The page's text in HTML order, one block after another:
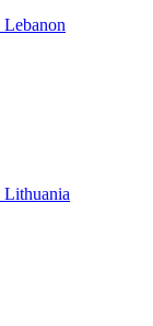
Lebanon
Lithuania